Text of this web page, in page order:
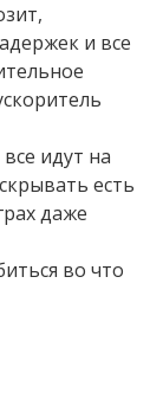
и все
идут на
есть
даже
во что